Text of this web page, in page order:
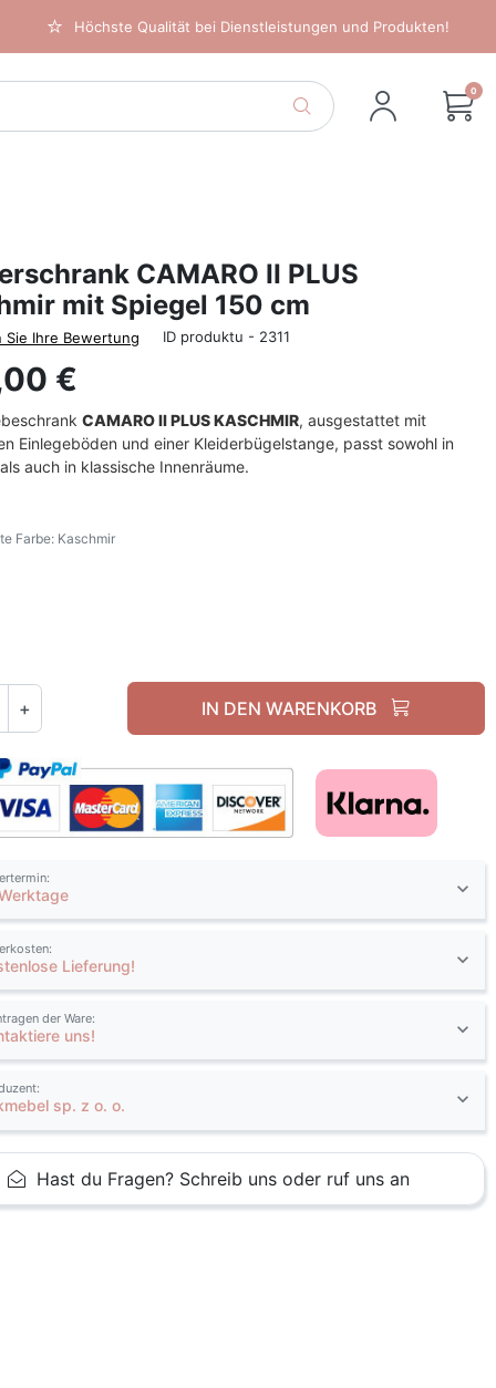
Höchste Qualität bei Dienstleistungen und Produkten!
0
CAMARO II PLUS
mit Spiegel 150 cm
Sie Ihre Bewertung ID produktu - 2311
€
CAMARO II PLUS KASCHMIR, ausgestattet mit
Einlegeböden und einer Kleiderbügelstange, passt sowohl in
auch in klassische Innenräume.
Farbe: Kaschmir
+ IN DEN WARENKORB
Lieferung!
der Ware:
uns!
sp. z o. o.
Hast du Fragen? Schreib uns oder ruf uns an